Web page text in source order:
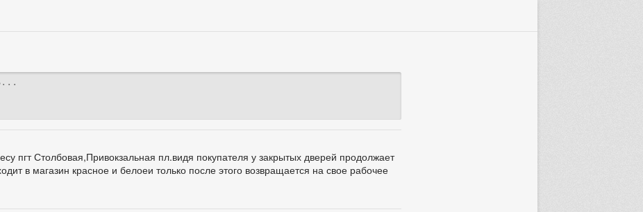
пгт Столбовая,Привокзальная пл.видя покупателя у закрытых дверей продолжает
в магазин красное и белоеи только после этого возвращается на свое рабочее